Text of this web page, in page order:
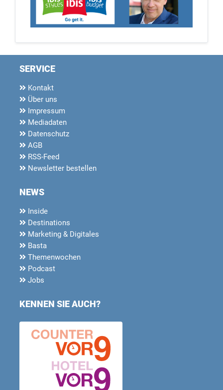
SERVICE
Kontakt
Über uns
Impressum
Mediadaten
Datenschutz
AGB
RSS-Feed
Newsletter bestellen
NEWS
Inside
Destinations
Marketing & Digitales
Basta
Themenwochen
Podcast
Jobs
KENNEN SIE AUCH?